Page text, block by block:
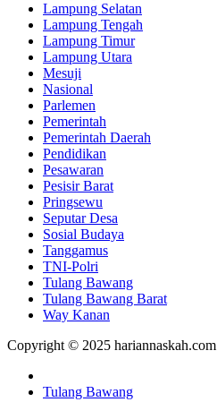
Lampung Selatan
Lampung Tengah
Lampung Timur
Lampung Utara
Mesuji
Nasional
Parlemen
Pemerintah
Pemerintah Daerah
Pendidikan
Pesawaran
Pesisir Barat
Pringsewu
Seputar Desa
Sosial Budaya
Tanggamus
TNI-Polri
Tulang Bawang
Tulang Bawang Barat
Way Kanan
Copyright © 2025 hariannaskah.com
Tulang Bawang